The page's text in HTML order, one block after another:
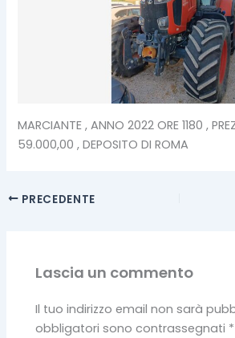
MARCIANTE , ANNO 2022 ORE 1180 ,
59.000,00 , DEPOSITO DI ROMA
PRECEDENTE
Lascia un commento
Il tuo indirizzo email non sarà
obbligatori sono contrassegnati *